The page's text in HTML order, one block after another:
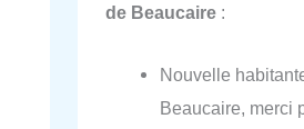
de Beaucaire :
Nouvelle
Beaucaire, merci